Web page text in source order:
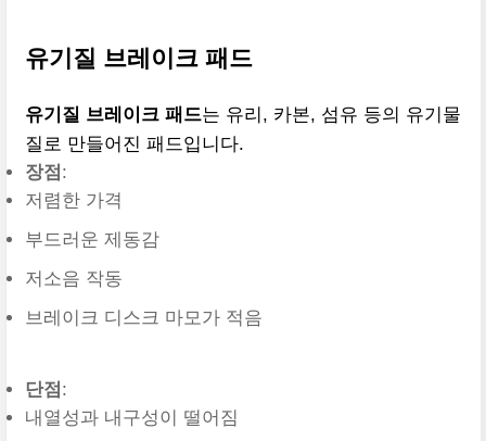
유기질 브레이크 패드
유기질 브레이크 패드는 유리, 카본, 섬유 등의 유기물
질로 만들어진 패드입니다.
장점 :
저렴한 가격
부드러운 제동감
저소음 작동
브레이크 디스크 마모가 적음
단점 :
내열성과 내구성이 떨어짐